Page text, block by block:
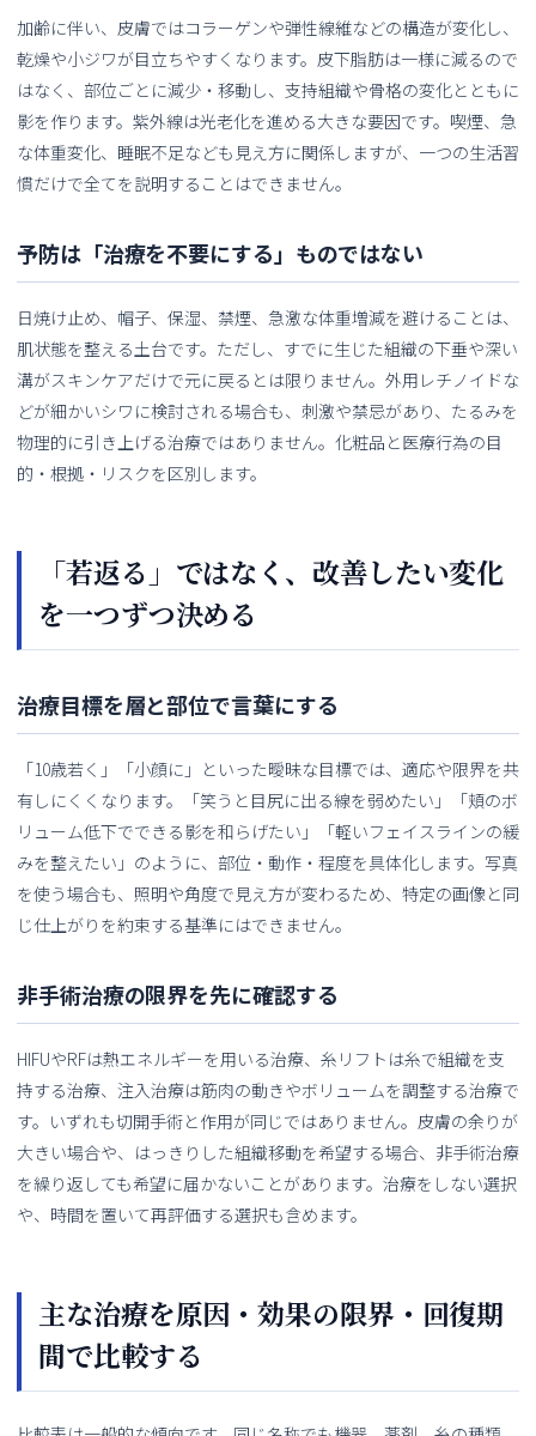
加齢に伴い、皮膚ではコラーゲンや弾性線維などの構造が変化し、
乾燥や小ジワが目立ちやすくなります。皮下脂肪は一様に減るので
はなく、部位ごとに減少・移動し、支持組織や骨格の変化とともに
影を作ります。紫外線は光老化を進める大きな要因です。喫煙、急
な体重変化、睡眠不足なども見え方に関係しますが、一つの生活習
慣だけで全てを説明することはできません。
予防は「治療を不要にする」ものではない
日焼け止め、帽子、保湿、禁煙、急激な体重増減を避けることは、
肌状態を整える土台です。ただし、すでに生じた組織の下垂や深い
溝がスキンケアだけで元に戻るとは限りません。外用レチノイドな
どが細かいシワに検討される場合も、刺激や禁忌があり、たるみを
物理的に引き上げる治療ではありません。化粧品と医療行為の目
的・根拠・リスクを区別します。
「若返る」ではなく、改善したい変化
を一つずつ決める
治療目標を層と部位で言葉にする
「10歳若く」「小顔に」といった曖昧な目標では、適応や限界を共
有しにくくなります。「笑うと目尻に出る線を弱めたい」「頬のボ
リューム低下でできる影を和らげたい」「軽いフェイスラインの緩
みを整えたい」のように、部位・動作・程度を具体化します。写真
を使う場合も、照明や角度で見え方が変わるため、特定の画像と同
じ仕上がりを約束する基準にはできません。
非手術治療の限界を先に確認する
HIFUやRFは熱エネルギーを用いる治療、糸リフトは糸で組織を支
持する治療、注入治療は筋肉の動きやボリュームを調整する治療で
す。いずれも切開手術と作用が同じではありません。皮膚の余りが
大きい場合や、はっきりした組織移動を希望する場合、非手術治療
を繰り返しても希望に届かないことがあります。治療をしない選択
や、時間を置いて再評価する選択も含めます。
主な治療を原因・効果の限界・回復期
間で比較する